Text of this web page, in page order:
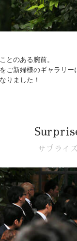
とのある腕前。
ご新婦様のギャラリ
りました！
サプライズ